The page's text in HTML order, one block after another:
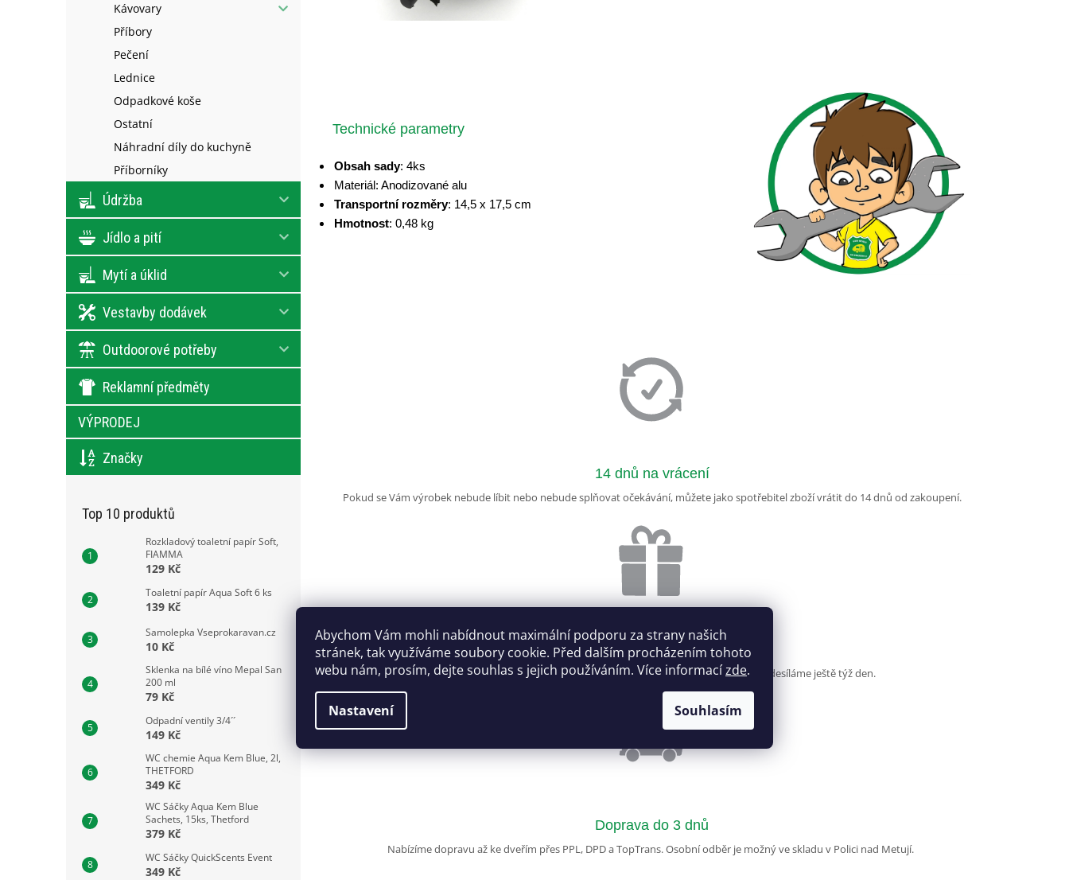
Abychom Vám mohli nabídnout maximální podporu za strany našich
stránek, tak využíváme soubory cookie. Před dalším procházením tohoto
webu nám, prosím, dejte souhlas s jejich používáním. Více informacízde.
Nastavení Souhlasím
Kávovary
Příbory
Pečení
Lednice
Odpadkové koše
Ostatní
Náhradní díly do kuchyně
Příborníky
Údržba
Jídlo a pití
Mytí a úklid
Vestavby dodávek
Outdoorové potřeby
Reklamní předměty
VÝPRODEJ
Značky
Top 10 produktů
Rozkladový toaletní papír Soft,
FIAMMA
129 Kč
Toaletní papír Aqua Soft 6 ks
139 Kč
Samolepka Vseprokaravan.cz
10 Kč
Sklenka na bílé víno Mepal San
200 ml
79 Kč
Odpadní ventily 3/4´´
149 Kč
WC chemie Aqua Kem Blue, 2l,
THETFORD
349 Kč
WC Sáčky Aqua Kem Blue
Sachets, 15ks, Thetford
379 Kč
WC Sáčky QuickScents Event
349 Kč
Technické parametry
Obsah sady: 4ks
Materiál: Anodizované alu
Transportní rozměry: 14,5 x 17,5 cm
Hmotnost: 0,48 kg
14 dnů na vrácení
Pokud se Vám výrobek nebude líbit nebo nebude splňovat očekávání, můžete jako spotřebitel zboží vrátit do 14 dnů od zakoupení.
Odesíláme do 24 hodin
Produkty kvalitně zabalíme. Pokud objednáte do 12 hodin, standardně odesíláme ještě týž den.
Doprava do 3 dnů
Nabízíme dopravu až ke dveřím přes PPL, DPD a TopTrans. Osobní odběr je možný ve skladu v Polici nad Metují.